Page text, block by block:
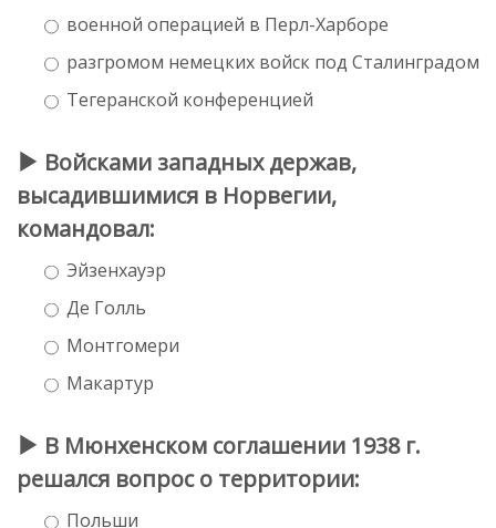
военной операцией в Перл-Харборе
разгромом немецких войск под Сталинградом
Тегеранской конференцией
Войсками западных держав,
высадившимися в Норвегии,
командовал:
Эйзенхауэр
Де Голль
Монтгомери
Макартур
В Мюнхенском соглашении 1938 г.
решался вопрос о территории:
Польши